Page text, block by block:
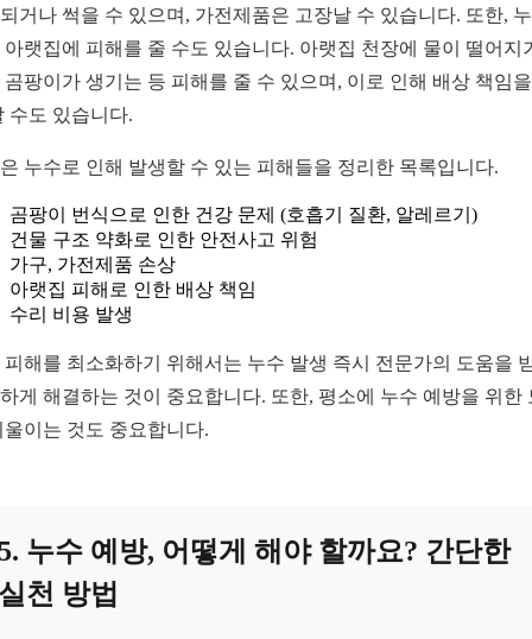
거나 썩을 수 있으며, 가전제품은 고장날 수 있습니다. 또한,
아랫집에 피해를 줄 수도 있습니다. 아랫집 천장에 물이 떨어지
곰팡이가 생기는 등 피해를 줄 수 있으며, 이로 인해 배상 책임
수도 있습니다.
누수로 인해 발생할 수 있는 피해들을 정리한 목록입니다.
곰팡이 번식으로 인한 건강 문제 (호흡기 질환, 알레르기)
건물 구조 약화로 인한 안전사고 위험
가구, 가전제품 손상
아랫집 피해로 인한 배상 책임
수리 비용 발생
피해를 최소화하기 위해서는 누수 발생 즉시 전문가의 도움을
게 해결하는 것이 중요합니다. 또한, 평소에 누수 예방을 위한
울이는 것도 중요합니다.
누수 예방, 어떻게 해야 할까요? 간단한
천 방법